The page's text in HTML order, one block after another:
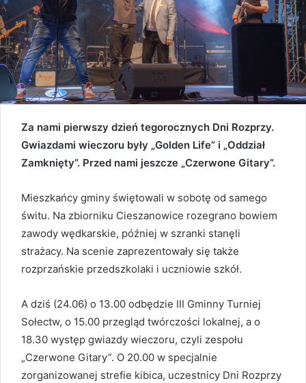
Za nami pierwszy dzień tegorocznych Dni Rozprzy.
Gwiazdami wieczoru były „Golden Life” i „Oddział
Zamknięty”. Przed nami jeszcze „Czerwone Gitary”.
Mieszkańcy gminy świętowali w sobotę od samego
świtu. Na zbiorniku Cieszanowice rozegrano bowiem
zawody wędkarskie, później w szranki stanęli
strażacy. Na scenie zaprezentowały się także
rozprzańskie przedszkolaki i uczniowie szkół.
A dziś (24.06) o 13.00 odbędzie III Gminny Turniej
Sołectw, o 15.00 przegląd twórczości lokalnej, a o
18.30 występ gwiazdy wieczoru, czyli zespołu
„Czerwone Gitary”. O 20.00 w specjalnie
zorganizowanej strefie kibica, uczestnicy Dni Rozprzy